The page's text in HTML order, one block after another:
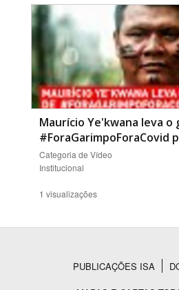
Maurício Ye'kwana leva o
#ForaGarimpoForaCovid
Categoria de Vídeo
Institucional
1 visualizações
PUBLICAÇÕES ISA